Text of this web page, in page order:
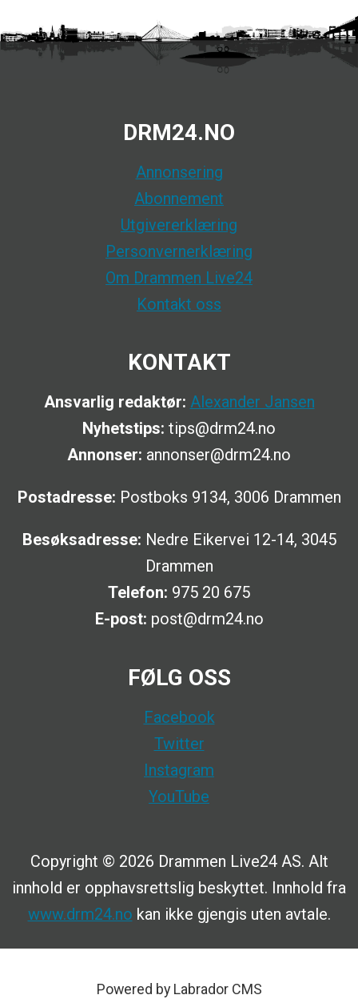
DRM24.NO
Annonsering
Abonnement
Utgivererklæring
Personvernerklæring
Om Drammen Live24
Kontakt oss
KONTAKT
Ansvarlig redaktør: Alexander Jansen
Nyhetstips: tips@drm24.no
Annonser: annonser@drm24.no
Postadresse: Postboks 9134, 3006 Drammen
Besøksadresse: Nedre Eikervei 12-14, 3045
Drammen
Telefon: 975 20 675
E-post: post@drm24.no
FØLG OSS
Facebook
Twitter
Instagram
YouTube
Copyright © 2026 Drammen Live24 AS. Alt
innhold er opphavsrettslig beskyttet. Innhold fra
www.drm24.no kan ikke gjengis uten avtale.
Powered by Labrador CMS